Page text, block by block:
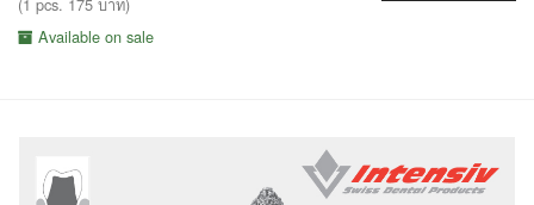
Available on sale